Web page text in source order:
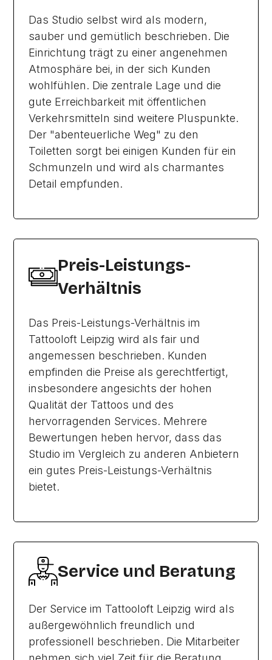
Das Studio selbst wird als modern,
sauber und gemütlich beschrieben. Die
Einrichtung trägt zu einer angenehmen
Atmosphäre bei, in der sich Kunden
wohlfühlen. Die zentrale Lage und die
gute Erreichbarkeit mit öffentlichen
Verkehrsmitteln sind weitere Pluspunkte.
Der "abenteuerliche Weg" zu den
Toiletten sorgt bei einigen Kunden für ein
Schmunzeln und wird als charmantes
Detail empfunden.
Preis-Leistungs-
Verhältnis
Das Preis-Leistungs-Verhältnis im
Tattooloft Leipzig wird als fair und
angemessen beschrieben. Kunden
empfinden die Preise als gerechtfertigt,
insbesondere angesichts der hohen
Qualität der Tattoos und des
hervorragenden Services. Mehrere
Bewertungen heben hervor, dass das
Studio im Vergleich zu anderen Anbietern
ein gutes Preis-Leistungs-Verhältnis
bietet.
Service und Beratung
Der Service im Tattooloft Leipzig wird als
außergewöhnlich freundlich und
professionell beschrieben. Die Mitarbeiter